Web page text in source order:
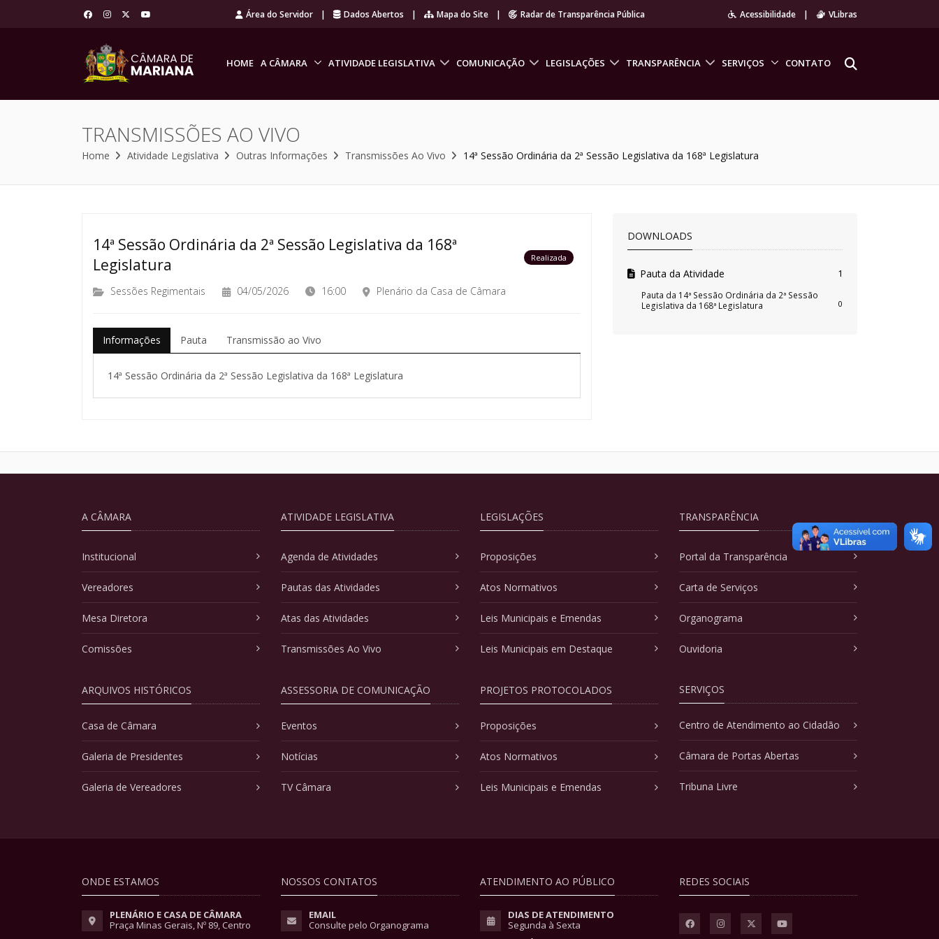
Área do Servidor | Dados Abertos | Mapa do Site | Radar de Transparência Pública Acessibilidade | VLibras
HOME A CÂMARA ATIVIDADE LEGISLATIVA COMUNICAÇÃO LEGISLAÇÕES TRANSPARÊNCIA SERVIÇOS CONTATO
TRANSMISSÕES AO VIVO
Home Atividade Legislativa Outras Informações Transmissões Ao Vivo 14ª Sessão Ordinária da 2ª Sessão Legislativa da 168ª Legislatura
14ª Sessão Ordinária da 2ª Sessão Legislativa da 168ª
Legislatura
Realizada
Sessões Regimentais 04/05/2026 16:00 Plenário da Casa de Câmara
Informações Pauta Transmissão ao Vivo
14ª Sessão Ordinária da 2ª Sessão Legislativa da 168ª Legislatura
DOWNLOADS
Pauta da Atividade 1
Pauta da 14ª Sessão Ordinária da 2ª Sessão
Legislativa da 168ª Legislatura
0
A CÂMARA
Institucional
Vereadores
Mesa Diretora
Comissões
ARQUIVOS HISTÓRICOS
Casa de Câmara
Galeria de Presidentes
Galeria de Vereadores
ATIVIDADE LEGISLATIVA
Agenda de Atividades
Pautas das Atividades
Atas das Atividades
Transmissões Ao Vivo
ASSESSORIA DE COMUNICAÇÃO
Eventos
Notícias
TV Câmara
LEGISLAÇÕES
Proposições
Atos Normativos
Leis Municipais e Emendas
Leis Municipais em Destaque
PROJETOS PROTOCOLADOS
Proposições
Atos Normativos
Leis Municipais e Emendas
TRANSPARÊNCIA
Portal da Transparência
Carta de Serviços
Organograma
Ouvidoria
SERVIÇOS
Centro de Atendimento ao Cidadão
Câmara de Portas Abertas
Tribuna Livre
ONDE ESTAMOS
PLENÁRIO E CASA DE CÂMARA
Praça Minas Gerais, Nº 89, Centro
NOSSOS CONTATOS
EMAIL
Consulte pelo Organograma
ATENDIMENTO AO PÚBLICO
DIAS DE ATENDIMENTO
Segunda à Sexta
REDES SOCIAIS